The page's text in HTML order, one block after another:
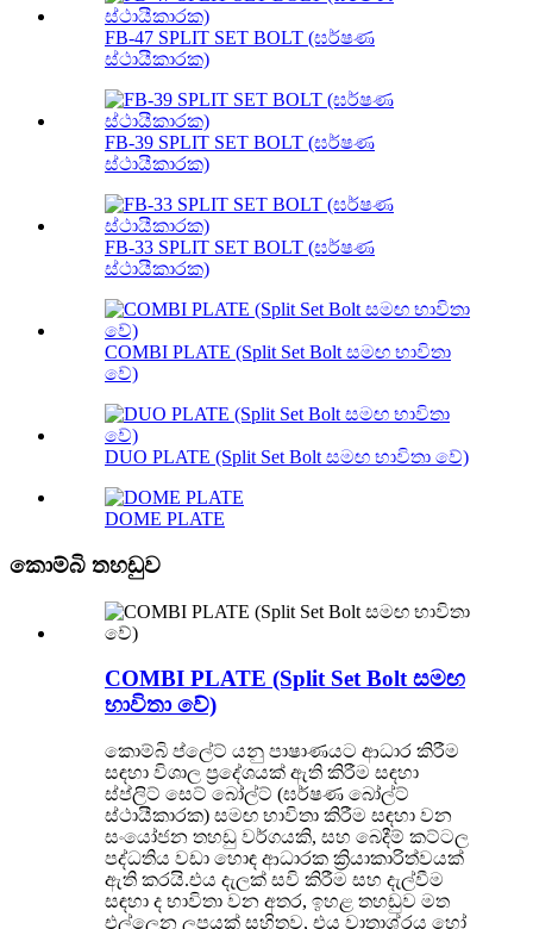
FB-47 SPLIT SET BOLT (ඝර්ෂණ
ස්ථායීකාරක)
FB-39 SPLIT SET BOLT (ඝර්ෂණ
ස්ථායීකාරක)
FB-33 SPLIT SET BOLT (ඝර්ෂණ
ස්ථායීකාරක)
COMBI PLATE (Split Set Bolt සමඟ භාවිතා
වේ)
DUO PLATE (Split Set Bolt සමඟ භාවිතා වේ)
DOME PLATE
කොම්බි තහඩුව
COMBI PLATE (Split Set Bolt සමඟ
භාවිතා වේ)
කොම්බි ප්ලේට් යනු පාෂාණයට ආධාර කිරීම
සඳහා විශාල ප්‍රදේශයක් ඇති කිරීම සඳහා
ස්ප්ලිට් සෙට් බෝල්ට් (ඝර්ෂණ බෝල්ට්
ස්ථායීකාරක) සමඟ භාවිතා කිරීම සඳහා වන
සංයෝජන තහඩු වර්ගයකි, සහ බෙදීම් කට්ටල
පද්ධතිය වඩා හොඳ ආධාරක ක්‍රියාකාරිත්වයක්
ඇති කරයි.එය දැලක් සවි කිරීම සහ දැල්වීම
සඳහා ද භාවිතා වන අතර, ඉහළ තහඩුව මත
එල්ලෙන ලූපයක් සහිතව, එය වාතාශ්රය හෝ